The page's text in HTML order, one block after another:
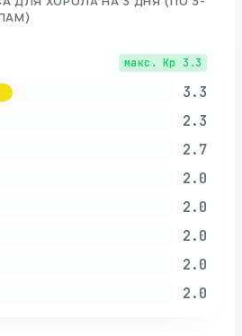
макс. Kp 3.3
3.3
2.3
2.7
2.0
2.0
2.0
2.0
2.0